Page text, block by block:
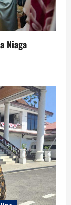
Niaga